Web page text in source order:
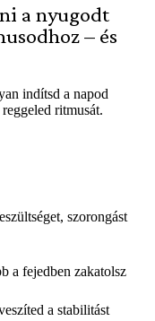
a nyugodt
– és
indítsd a napod
ritmusát.
szorongást
a fejedben zakatolsz
a stabilitást